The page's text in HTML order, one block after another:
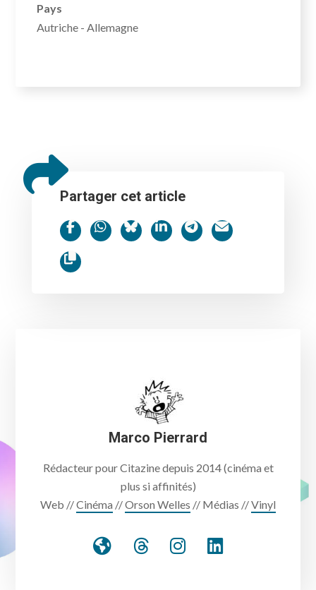
Pays
Autriche - Allemagne
Partager cet article
Marco Pierrard
Rédacteur pour Citazine depuis 2014 (cinéma et
plus si affinités)
Web //Cinéma //Orson Welles // Médias //Vinyl